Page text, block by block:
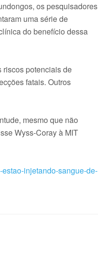
os pesquisadores
uma série de
do benefício dessa
riscos potenciais de
fatais. Outros
mesmo que não
Wyss-Coray à MIT
injetando-sangue-de-